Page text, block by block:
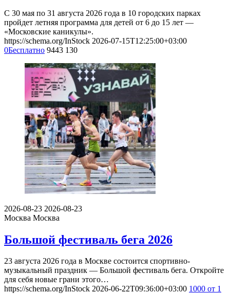
С 30 мая по 31 августа 2026 года в 10 городских парках
пройдет летняя программа для детей от 6 до 15 лет —
«Московские каникулы».
https://schema.org/InStock 2026-07-15T12:25:00+03:00
0Бесплатно 9443 130
2026-08-23 2026-08-23
Москва Москва
Большой фестиваль бега 2026
23 августа 2026 года в Москве состоится спортивно-
музыкальный праздник — Большой фестиваль бега. Откройте
для себя новые грани этого…
https://schema.org/InStock 2026-06-22T09:36:00+03:00 1000 от 1